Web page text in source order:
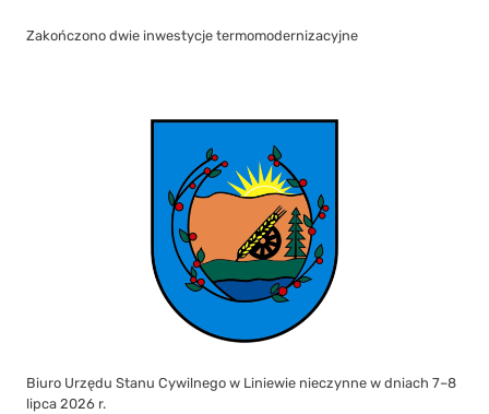
Zakończono dwie inwestycje termomodernizacyjne
Biuro Urzędu Stanu Cywilnego w Liniewie nieczynne w dniach 7–8
lipca 2026 r.